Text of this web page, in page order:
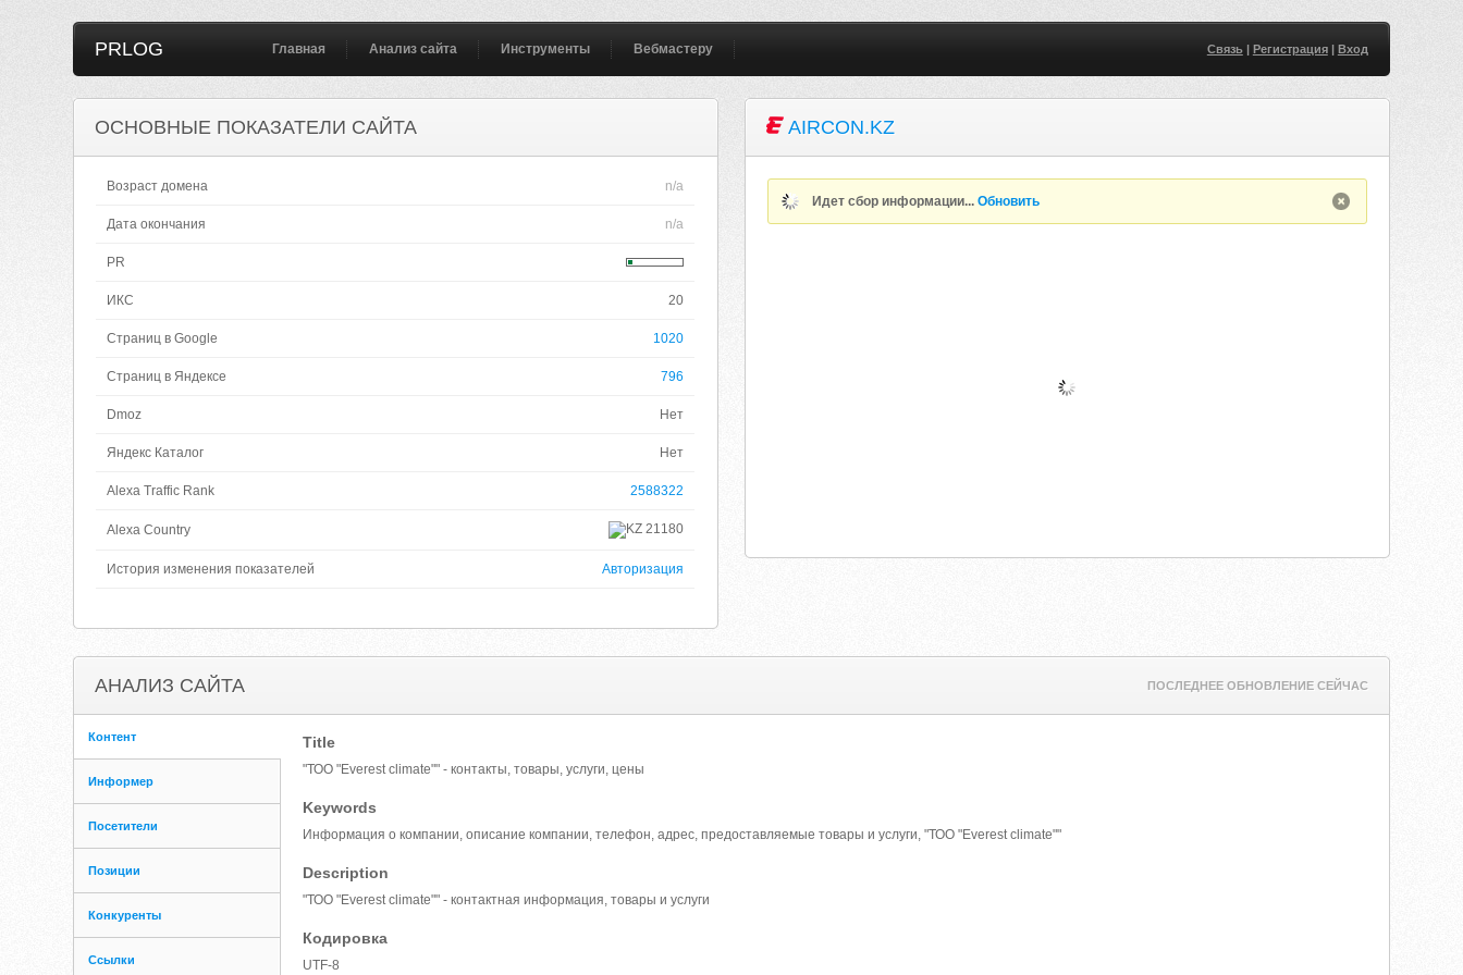
PRLOG Главная Анализ сайта Инструменты Вебмастеру Связь| Регистрация| Вход
ОСНОВНЫЕ ПОКАЗАТЕЛИ САЙТА
Возраст домена n/a
Дата окончания n/a
PR
ИКС 20
Страниц в Google 1020
Страниц в Яндексе 796
Dmoz Нет
Яндекс Каталог Нет
Alexa Traffic Rank 2588322
Alexa Country 21180
История изменения показателей Авторизация
AIRCON.KZ
Идет сбор информации...Обновить
АНАЛИЗ САЙТА ПОСЛЕДНЕЕ ОБНОВЛЕНИЕ СЕЙЧАС
Контент
Информер
Посетители
Позиции
Конкуренты
Ссылки
Title
"ТОО "Everest climate"" - контакты, товары, услуги, цены
Keywords
Информация о компании, описание компании, телефон, адрес, предоставляемые товары и услуги, "ТОО "Everest climate""
Description
"ТОО "Everest climate"" - контактная информация, товары и услуги
Кодировка
UTF-8